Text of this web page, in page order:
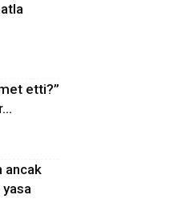
etti?”
ancak